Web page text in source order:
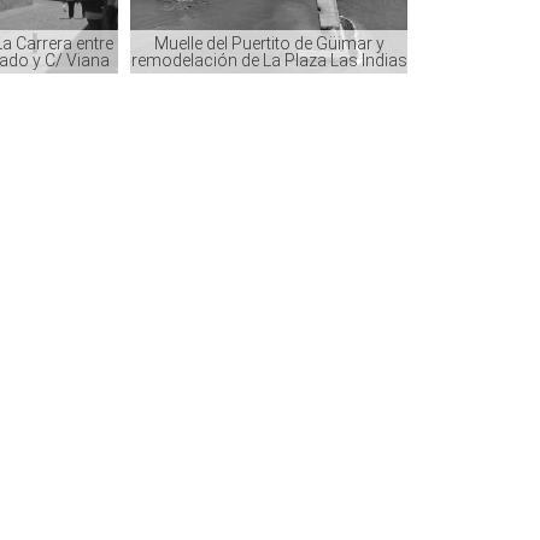
Carrera entre
y C/ Viana
Muelle del Puertito de Güimar y
remodelación de La Plaza Las Indias